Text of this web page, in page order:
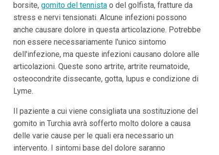
borsite, gomito del tennistao del golfista, fratture da
stress e nervi tensionati. Alcune infezioni possono
anche causare dolore in questa articolazione. Potrebbe
non essere necessariamente l'unico sintomo
dell'infezione, ma queste infezioni causano dolore alle
articolazioni. Queste sono artrite, artrite reumatoide,
osteocondrite dissecante, gotta, lupus e condizione di
Lyme.
Il paziente a cui viene consigliata una sostituzione del
gomito in Turchia avrà sofferto molto dolore a causa
delle varie cause per le quali era necessario un
intervento. I sintomi base del dolore saranno